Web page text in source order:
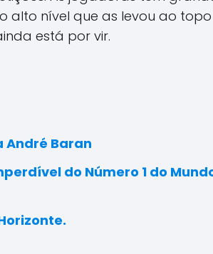
nível que as levou ao
está por vir.
André Baran
do Número 1 do